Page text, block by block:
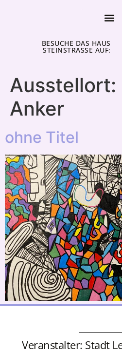
BESUCHE DAS HAUS
STEINSTRASSE AUF:
Ausstellort:
Anker
ohne Titel
Veranstalter: Stadt